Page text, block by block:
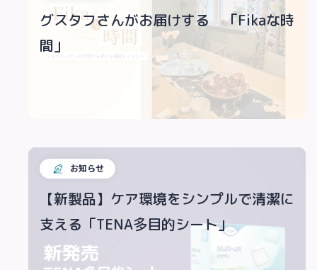
グスタフさんがお届けする 「Fikaな時
間」
お知らせ
【新製品】ケア環境をシンプルで清潔に
支える「TENA多目的シート」